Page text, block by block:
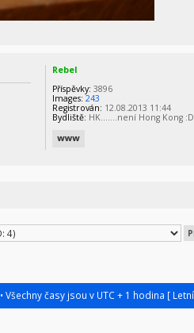
Rebel
Příspěvky: 3896
Images: 243
Registrován: 12.08.2013 11:44
Bydliště: HK.......není Hong Kong :D
• Všechny časy jsou v UTC + 1 hodina [